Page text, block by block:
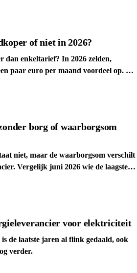
of niet in 2026?
dan enkeltarief? In 2026 zelden,
paar euro per maand voordeel op. We
borg of waarborgsom
niet, maar de waarborgsom verschilt
Vergelijk juni 2026 wie de laagste
voor elektriciteit
de laatste jaren al flink gedaald, ook
verder.